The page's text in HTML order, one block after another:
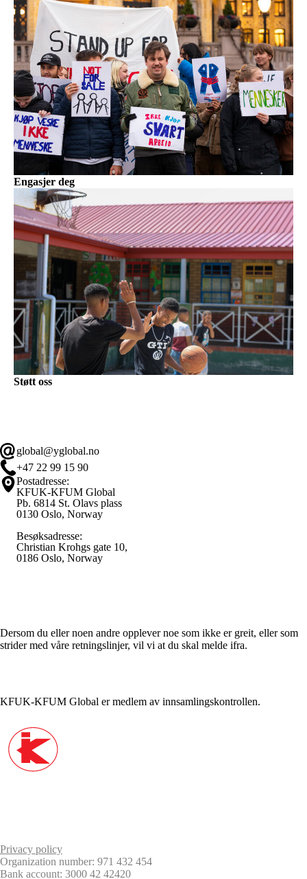
Engasjer deg
Støtt oss
global@yglobal.no
+47 22 99 15 90
Postadresse:
KFUK-KFUM Global
Pb. 6814 St. Olavs plass
0130 Oslo, Norway
Besøksadresse:
Christian Krohgs gate 10,
0186 Oslo, Norway
Dersom du eller noen andre opplever noe som ikke er greit, eller som
strider med våre retningslinjer, vil vi at du skal melde ifra.
KFUK-KFUM Global er medlem av innsamlingskontrollen.
Privacy policy
Organization number: 971 432 454
Bank account: 3000 42 42420